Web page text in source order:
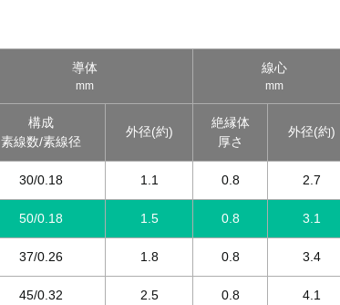
導体
mm
線心
mm
構成
素線数/素線径
外径(約)
絶縁体
厚さ
外径(約)
30/0.18 1.1 0.8 2.7
50/0.18 1.5 0.8 3.1
37/0.26 1.8 0.8 3.4
45/0.32 2.5 0.8 4.1